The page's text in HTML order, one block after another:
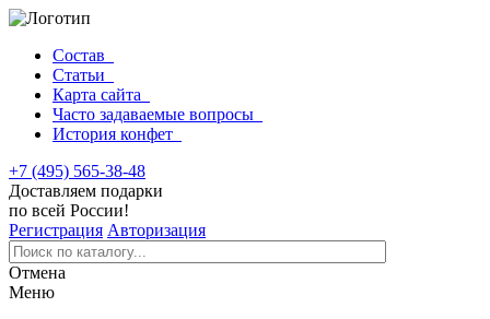
Состав
Статьи
Карта сайта
Часто задаваемые вопросы
История конфет
+7 (495) 565-38-48
Доставляем подарки
по всей России!
Регистрация Авторизация
Отмена
Меню